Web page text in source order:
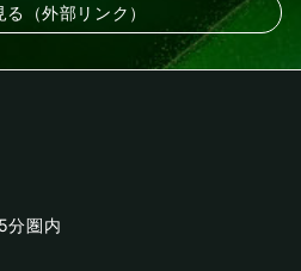
（外部リンク）
分圏内